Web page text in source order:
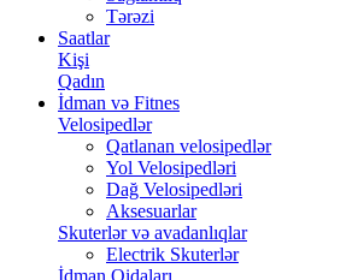
Tərəzi
Saatlar
Kişi
Qadın
İdman və Fitnes
Velosipedlər
Qatlanan velosipedlər
Yol Velosipedləri
Dağ Velosipedləri
Aksesuarlar
Skuterlər və avadanlıqlar
Electrik Skuterlər
İdman Qidaları